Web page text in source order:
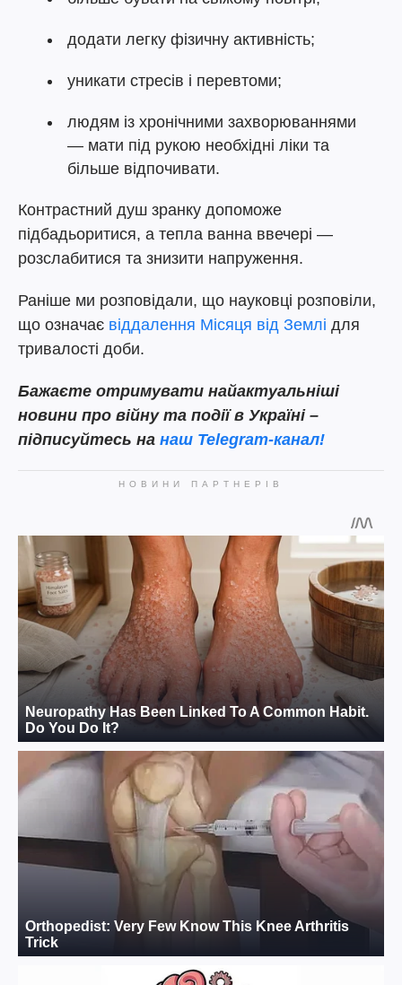
додати легку фізичну активність;
уникати стресів і перевтоми;
людям із хронічними захворюваннями
— мати під рукою необхідні ліки та
більше відпочивати.
Контрастний душ зранку допоможе
підбадьоритися, а тепла ванна ввечері —
розслабитися та знизити напруження.
Раніше ми розповідали, що науковці розповіли,
що означає віддалення Місяця від Землі для
тривалості доби.
Бажаєте отримувати найактуальніші
новини про війну та події в Україні –
підписуйтесь на наш Telegram-канал!